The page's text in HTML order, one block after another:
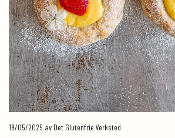
19/05/2025 av Det Glutenfrie Verksted